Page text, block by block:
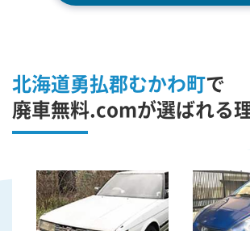
北海道勇払郡むかわ町で
廃車無料.comが選ばれる